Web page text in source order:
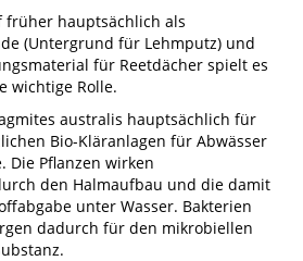
früher hauptsächlich als
(Untergrund für Lehmputz) und
für Reetdächer spielt es
wichtige Rolle.
australis hauptsächlich für
Bio-Kläranlagen für Abwässer
Die Pflanzen wirken
den Halmaufbau und die damit
unter Wasser. Bakterien
dadurch für den mikrobiellen